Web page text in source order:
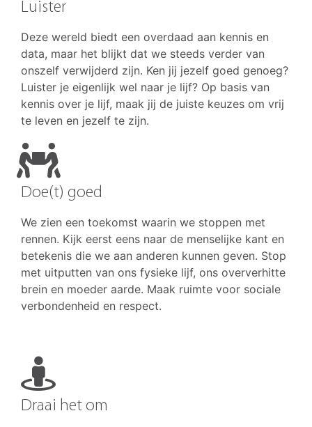
Luister
Deze wereld biedt een overdaad aan kennis en
data, maar het blijkt dat we steeds verder van
onszelf verwijderd zijn. Ken jij jezelf goed genoeg?
Luister je eigenlijk wel naar je lijf? Op basis van
kennis over je lijf, maak jij de juiste keuzes om vrij
te leven en jezelf te zijn.
Doe(t) goed
We zien een toekomst waarin we stoppen met
rennen. Kijk eerst eens naar de menselijke kant en
betekenis die we aan anderen kunnen geven. Stop
met uitputten van ons fysieke lijf, ons oververhitte
brein en moeder aarde. Maak ruimte voor sociale
verbondenheid en respect.
Draai het om